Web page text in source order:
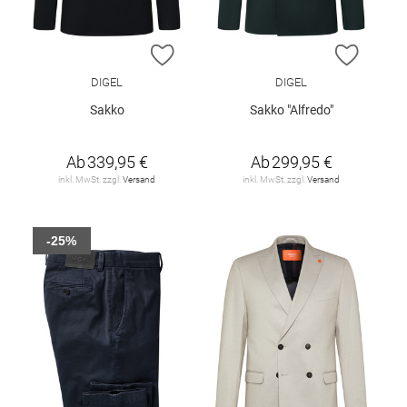
ZUR WUNSCHLISTE HINZUFÜGEN
DIGEL
Sakko
Ab339,95 €
inkl. MwSt. zzgl. Versand
ZUR
DIGEL
Sakko "Alfredo"
Ab299,95 €
inkl. MwSt. zzgl. Versand
-25%